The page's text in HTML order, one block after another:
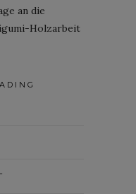
an die
Holzarbeit